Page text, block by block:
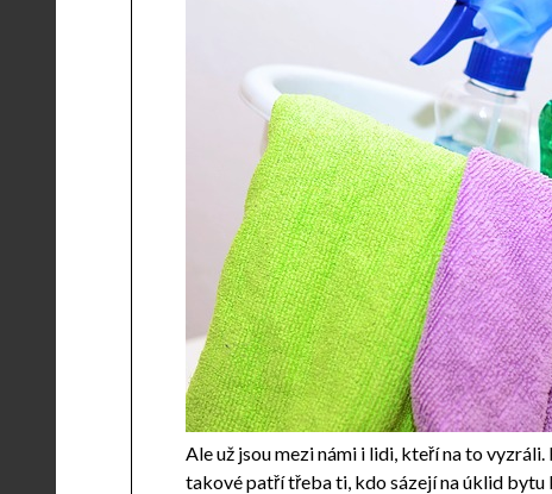
Ale už jsou mezi námi i lidi, kteří na to
takové patří třeba ti, kdo sázejí naúklid bytu